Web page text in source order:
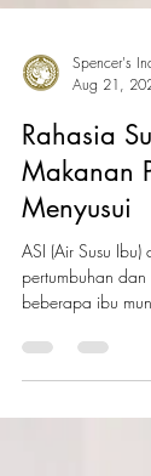
Aug 21,
Rahasia
Makanan
Menyusui
ASI (Air Susu
beberapa ibu